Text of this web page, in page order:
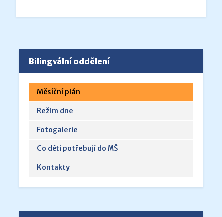
Bilingvální oddělení
Měsíční plán
Režim dne
Fotogalerie
Co děti potřebují do MŠ
Kontakty